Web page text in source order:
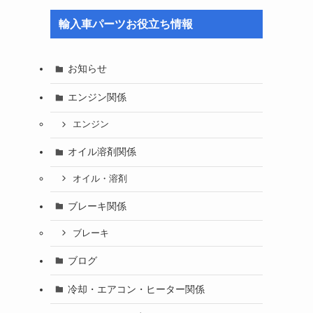
輸入車パーツお役立ち情報
お知らせ
エンジン関係
エンジン
オイル溶剤関係
オイル・溶剤
ブレーキ関係
ブレーキ
ブログ
冷却・エアコン・ヒーター関係